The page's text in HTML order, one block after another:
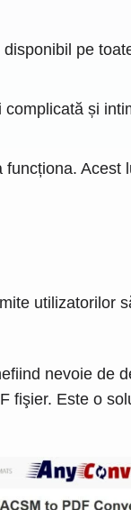
pe
și
utilizatorilor
nevoie de
Este o